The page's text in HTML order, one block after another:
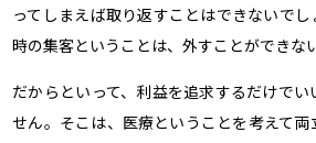
ってしまえば取り返すことはできないで
時の集客ということは、外すことができな
だからといって、利益を追求するだけで
せん。そこは、医療ということを考えて